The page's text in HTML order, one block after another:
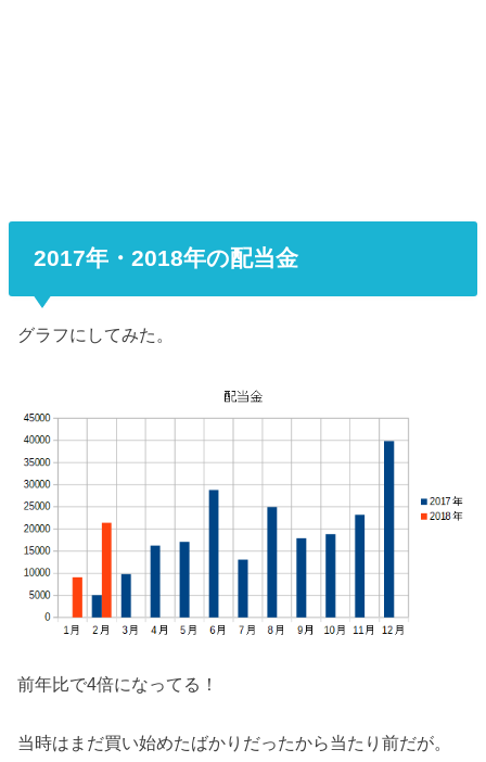
2017年・2018年の配当金
グラフにしてみた。
前年比で4倍になってる！
当時はまだ買い始めたばかりだったから当たり前だが。